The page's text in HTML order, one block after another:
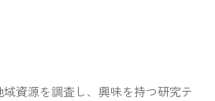
資源を調査し、興味を持つ研究テ